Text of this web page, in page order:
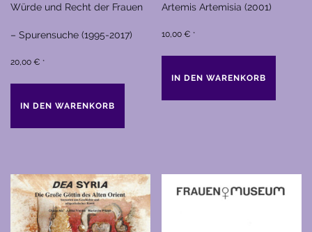
Würde und Recht der Frauen
– Spurensuche (1995-2017)
20,00 € *
IN DEN WARENKORB
Artemis Artemisia (2001)
10,00€ *
IN DEN WARENKORB